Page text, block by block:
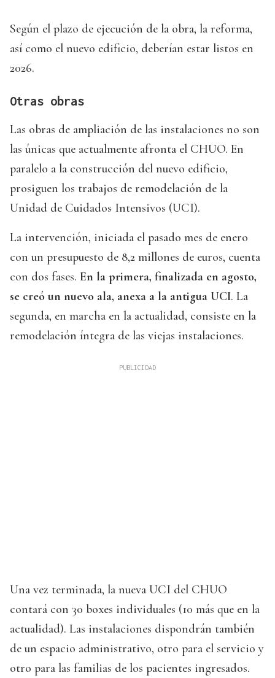
Según el plazo de ejecución de la obra, la reforma,
así como el nuevo edificio, deberían estar listos en
2026.
Otras obras
Las obras de ampliación de las instalaciones no son
las únicas que actualmente afronta el CHUO. En
paralelo a la construcción del nuevo edificio,
prosiguen los trabajos de remodelación de la
Unidad de Cuidados Intensivos (UCI).
La intervención, iniciada el pasado mes de enero
con un presupuesto de 8,2 millones de euros, cuenta
con dos fases. En la primera, finalizada en agosto,
se creó un nuevo ala, anexa a la antigua UCI. La
segunda, en marcha en la actualidad, consiste en la
remodelación íntegra de las viejas instalaciones.
Una vez terminada, la nueva UCI del CHUO
contará con 30 boxes individuales (10 más que en la
actualidad). Las instalaciones dispondrán también
de un espacio administrativo, otro para el servicio y
otro para las familias de los pacientes ingresados.